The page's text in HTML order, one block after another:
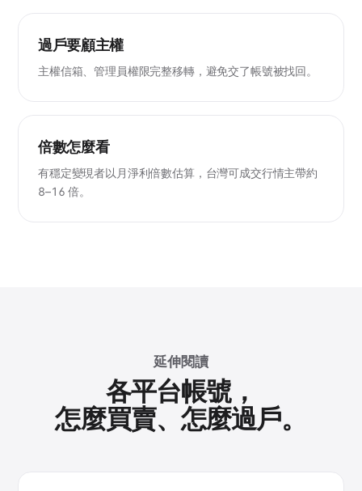
過戶要顧主權
主權信箱、管理員權限完整移轉，避免交了帳號被找回。
倍數怎麼看
有穩定變現者以月淨利倍數估算，台灣可成交行情主帶約
8–16 倍。
延伸閱讀
各平台帳號，
怎麼買賣、怎麼過戶。